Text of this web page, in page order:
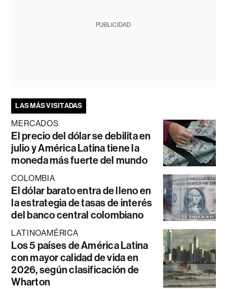
PUBLICIDAD
LAS MÁS VISITADAS
MERCADOS
El precio del dólar se debilita en
julio y América Latina tiene la
moneda más fuerte del mundo
COLOMBIA
El dólar barato entra de lleno en
la estrategia de tasas de interés
del banco central colombiano
LATINOAMÉRICA
Los 5 países de América Latina
con mayor calidad de vida en
2026, según clasificación de
Wharton